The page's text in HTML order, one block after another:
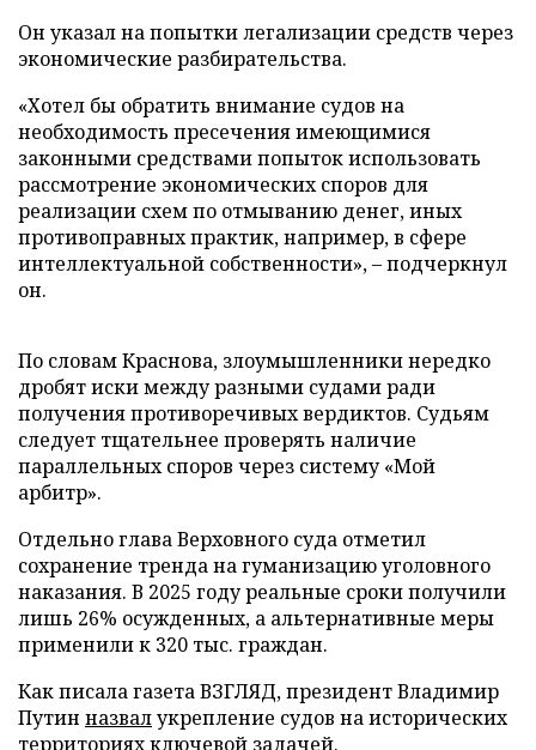
Он указал на попытки легализации средств через
экономические разбирательства.
«Хотел бы обратить внимание судов на
необходимость пресечения имеющимися
законными средствами попыток использовать
рассмотрение экономических споров для
реализации схем по отмыванию денег, иных
противоправных практик, например, в сфере
интеллектуальной собственности», – подчеркнул
он.
По словам Краснова, злоумышленники нередко
дробят иски между разными судами ради
получения противоречивых вердиктов. Судьям
следует тщательнее проверять наличие
параллельных споров через систему «Мой
арбитр».
Отдельно глава Верховного суда отметил
сохранение тренда на гуманизацию уголовного
наказания. В 2025 году реальные сроки получили
лишь 26% осужденных, а альтернативные меры
применили к 320 тыс. граждан.
Как писала газета ВЗГЛЯД, президент Владимир
Путин назвалукрепление судов на исторических
территориях ключевой задачей.